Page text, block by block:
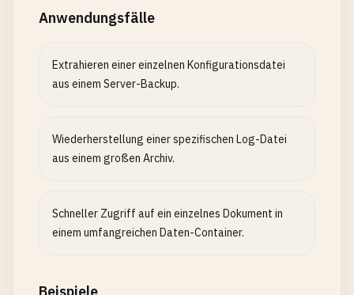
Anwendungsfälle
Extrahieren einer einzelnen Konfigurationsdatei
aus einem Server-Backup.
Wiederherstellung einer spezifischen Log-Datei
aus einem großen Archiv.
Schneller Zugriff auf ein einzelnes Dokument in
einem umfangreichen Daten-Container.